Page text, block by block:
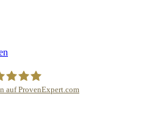
auf ProvenExpert.com